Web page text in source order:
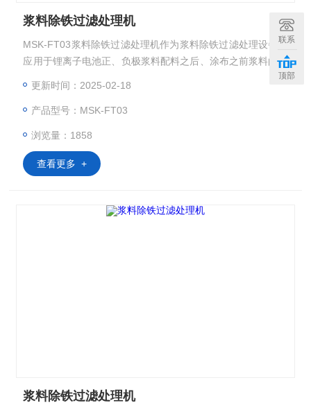
浆料除铁过滤处理机
MSK-FT03浆料除铁过滤处理机作为浆料除铁过滤处理设备，
应用于锂离子电池正、负极浆料配料之后、涂布之前浆料的优
更新时间：2025-02-18
产品型号：MSK-FT03
浏览量：1858
查看更多 +
浆料除铁过滤处理机
联系
顶部